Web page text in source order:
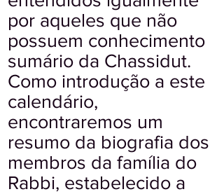
por aqueles que não
possuem conhecimento
sumário da Chassidut.
Como introdução a este
calendário,
encontraremos um
resumo da biografia dos
membros da família do
Rabbi, estabelecido a